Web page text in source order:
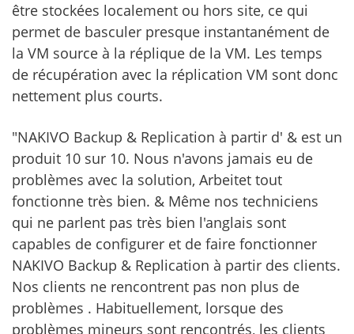
être stockées localement ou hors site, ce qui
permet de basculer presque instantanément de
la VM source à la réplique de la VM. Les temps
de récupération avec la réplication VM sont donc
nettement plus courts.
"NAKIVO Backup & Replication à partir d' & est un
produit 10 sur 10. Nous n'avons jamais eu de
problèmes avec la solution, Arbeitet tout
fonctionne très bien. & Même nos techniciens
qui ne parlent pas très bien l'anglais sont
capables de configurer et de faire fonctionner
NAKIVO Backup & Replication à partir des clients.
Nos clients ne rencontrent pas non plus de
problèmes . Habituellement, lorsque des
problèmes mineurs sont rencontrés, les clients